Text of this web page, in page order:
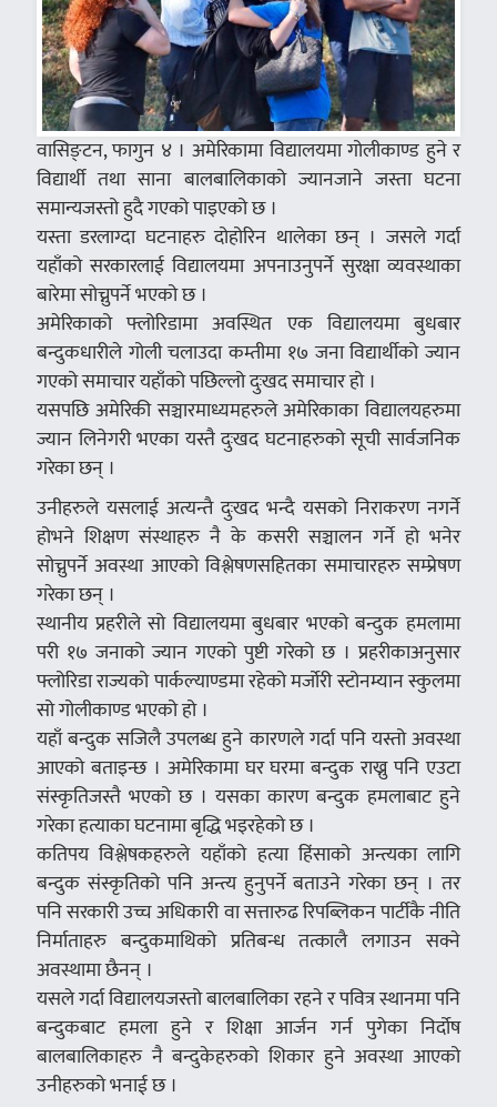
वासिङ्टन, फागुन ४ । अमेरिकामा विद्यालयमा गोलीकाण्ड हुने र
विद्यार्थी तथा साना बालबालिकाको ज्यानजाने जस्ता घटना
समान्यजस्तो हुदै गएको पाइएको छ ।
यस्ता डरलाग्दा घटनाहरु दोहोरिन थालेका छन् । जसले गर्दा
यहाँको सरकारलाई विद्यालयमा अपनाउनुपर्ने सुरक्षा व्यवस्थाका
बारेमा सोच्नुपर्ने भएको छ ।
अमेरिकाको फ्लोरिडामा अवस्थित एक विद्यालयमा बुधबार
बन्दुकधारीले गोली चलाउदा कम्तीमा १७ जना विद्यार्थीको ज्यान
गएको समाचार यहाँको पछिल्लो दुःखद समाचार हो ।
यसपछि अमेरिकी सञ्चारमाध्यमहरुले अमेरिकाका विद्यालयहरुमा
ज्यान लिनेगरी भएका यस्तै दुःखद घटनाहरुको सूची सार्वजनिक
गरेका छन् ।
उनीहरुले यसलाई अत्यन्तै दुःखद भन्दै यसको निराकरण नगर्ने
होभने शिक्षण संस्थाहरु नै के कसरी सञ्चालन गर्ने हो भनेर
सोच्नुपर्ने अवस्था आएको विश्लेषणसहितका समाचारहरु सम्प्रेषण
गरेका छन् ।
स्थानीय प्रहरीले सो विद्यालयमा बुधबार भएको बन्दुक हमलामा
परी १७ जनाको ज्यान गएको पुष्टी गरेको छ । प्रहरीकाअनुसार
फ्लोरिडा राज्यको पार्कल्याण्डमा रहेको मर्जोरी स्टोनम्यान स्कुलमा
सो गोलीकाण्ड भएको हो ।
यहाँ बन्दुक सजिलै उपलब्ध हुने कारणले गर्दा पनि यस्तो अवस्था
आएको बताइन्छ । अमेरिकामा घर घरमा बन्दुक राख्नु पनि एउटा
संस्कृतिजस्तै भएको छ । यसका कारण बन्दुक हमलाबाट हुने
गरेका हत्याका घटनामा बृद्धि भइरहेको छ ।
कतिपय विश्लेषकहरुले यहाँको हत्या हिंसाको अन्त्यका लागि
बन्दुक संस्कृतिको पनि अन्त्य हुनुपर्ने बताउने गरेका छन् । तर
पनि सरकारी उच्च अधिकारी वा सत्तारुढ रिपब्लिकन पार्टीकै नीति
निर्माताहरु बन्दुकमाथिको प्रतिबन्ध तत्कालै लगाउन सक्ने
अवस्थामा छैनन् ।
यसले गर्दा विद्यालयजस्तो बालबालिका रहने र पवित्र स्थानमा पनि
बन्दुकबाट हमला हुने र शिक्षा आर्जन गर्न पुगेका निर्दोष
बालबालिकाहरु नै बन्दुकेहरुको शिकार हुने अवस्था आएको
उनीहरुको भनाई छ ।